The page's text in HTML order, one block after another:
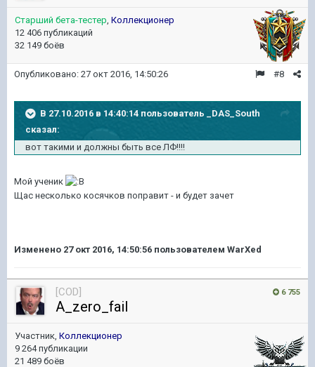
Старший бета-тестер Коллекционер
12 406 публикаций
32 149 боёв
#8
Опубликовано: 27 окт 2016, 14:50:26
В 27.10.2016 в 14:40:14 пользователь _DAS_South
сказал:
вот такими и должны быть все ЛФ!!!!
Мой ученик
Щас несколько косячков поправит - и будет зачет
Изменено 27 окт 2016, 14:50:56 пользователем WarXed
6 755
[COD]
A_zero_fail
Участник, Коллекционер
9 264 публикации
21 489 боёв